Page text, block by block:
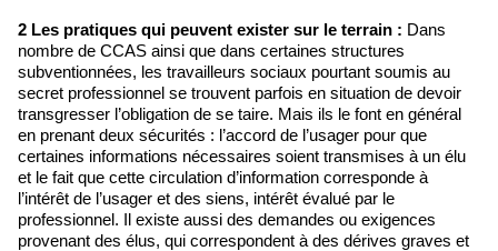
2 Les pratiques qui peuvent exister sur le terrain : Dans
nombre de CCAS ainsi que dans certaines structures
subventionnées, les travailleurs sociaux pourtant soumis au
secret professionnel se trouvent parfois en situation de devoir
transgresser l’obligation de se taire. Mais ils le font en général
en prenant deux sécurités : l’accord de l’usager pour que
certaines informations nécessaires soient transmises à un élu
et le fait que cette circulation d’information corresponde à
l’intérêt de l’usager et des siens, intérêt évalué par le
professionnel. Il existe aussi des demandes ou exigences
provenant des élus, qui correspondent à des dérives graves et